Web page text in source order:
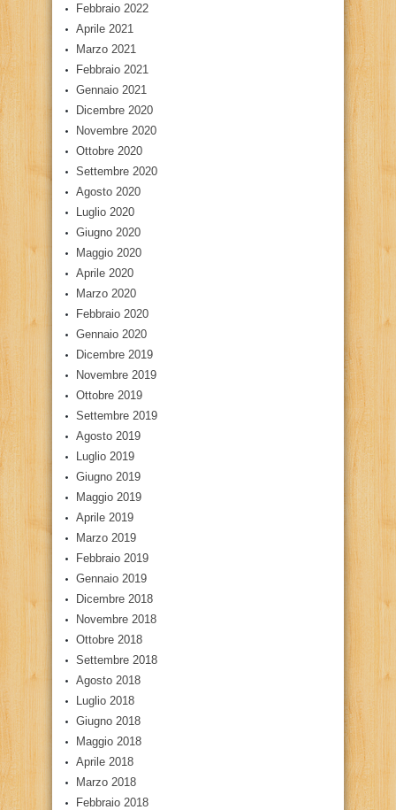
Febbraio 2022
Aprile 2021
Marzo 2021
Febbraio 2021
Gennaio 2021
Dicembre 2020
Novembre 2020
Ottobre 2020
Settembre 2020
Agosto 2020
Luglio 2020
Giugno 2020
Maggio 2020
Aprile 2020
Marzo 2020
Febbraio 2020
Gennaio 2020
Dicembre 2019
Novembre 2019
Ottobre 2019
Settembre 2019
Agosto 2019
Luglio 2019
Giugno 2019
Maggio 2019
Aprile 2019
Marzo 2019
Febbraio 2019
Gennaio 2019
Dicembre 2018
Novembre 2018
Ottobre 2018
Settembre 2018
Agosto 2018
Luglio 2018
Giugno 2018
Maggio 2018
Aprile 2018
Marzo 2018
Febbraio 2018